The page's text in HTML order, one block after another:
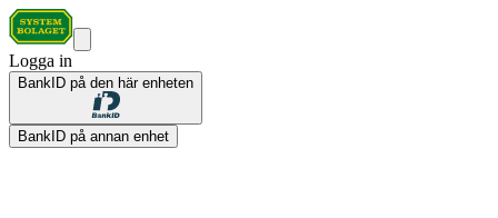
Logga in
BankID på den här enheten
BankID på annan enhet